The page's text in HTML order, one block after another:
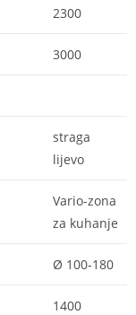
2300
3000
straga
lijevo
Vario-zona
za kuhanje
Ø 100-180
1400